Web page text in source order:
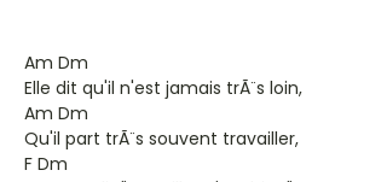
Am Dm
Elle dit qu'il n'est jamais trÃ¨s loin,
Am Dm
Qu'il part trÃ¨s souvent travailler,
F Dm